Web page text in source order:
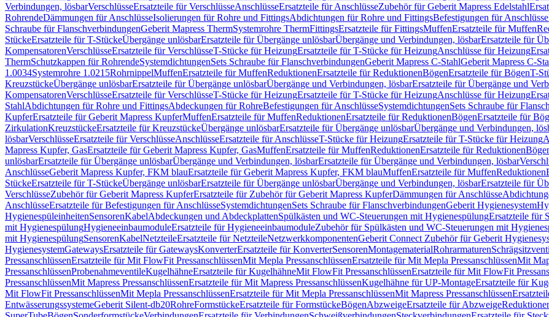
Verbindungen, lösbarVerschlüsseErsatzteile für VerschlüsseAnschlüsseErsatzteile für AnschlüsseZubehör für Geberit Mapress Edelstahl
RohrendeDämmungen für AnschlüsseIsolierungen für Rohre und FittingsAbdichtungen für Rohre und FittingsBefestigungen für Anschlüsse
Schraube für FlanschverbindungenGeberit Mapress ThermSystemrohre ThermFittingsErsatzteile für FittingsMuffenErsatzteile für Muffen
StückeErsatzteile für T-StückeÜbergänge unlösbarErsatzteile für Übergänge unlösbarÜbergänge und Verbindungen, lösbarErsatzteile für
KompensatorenVerschlüsseErsatzteile für VerschlüsseT-Stücke für HeizungErsatzteile für T-Stücke für HeizungAnschlüsse für Heizung
ThermSchutzkappen für RohrendeSystemdichtungenSets Schraube für FlanschverbindungenGeberit Mapress C-StahlGeberit Mapress C-
1.0034Systemrohre 1.0215RohrnippelMuffenErsatzteile für MuffenReduktionenErsatzteile für ReduktionenBögenErsatzteile für BögenT-
KreuzstückeÜbergänge unlösbarErsatzteile für Übergänge unlösbarÜbergänge und Verbindungen, lösbarErsatzteile für Übergänge und
KompensatorenVerschlüsseErsatzteile für VerschlüsseT-Stücke für HeizungErsatzteile für T-Stücke für HeizungAnschlüsse für Heizung
StahlAbdichtungen für Rohre und FittingsAbdeckungen für RohreBefestigungen für AnschlüsseSystemdichtungenSets Schraube für
KupferErsatzteile für Geberit Mapress KupferMuffenErsatzteile für MuffenReduktionenErsatzteile für ReduktionenBögenErsatzteile für
ZirkulationKreuzstückeErsatzteile für KreuzstückeÜbergänge unlösbarErsatzteile für Übergänge unlösbarÜbergänge und Verbindungen,
lösbarVerschlüsseErsatzteile für VerschlüsseAnschlüsseErsatzteile für AnschlüsseT-Stücke für HeizungErsatzteile für T-Stücke für Heizung
Mapress Kupfer, GasErsatzteile für Geberit Mapress Kupfer, GasMuffenErsatzteile für MuffenReduktionenErsatzteile für Reduktionen
unlösbarErsatzteile für Übergänge unlösbarÜbergänge und Verbindungen, lösbarErsatzteile für Übergänge und Verbindungen, lösbar
AnschlüsseGeberit Mapress Kupfer, FKM blauErsatzteile für Geberit Mapress Kupfer, FKM blauMuffenErsatzteile für MuffenReduktionen
StückeErsatzteile für T-StückeÜbergänge unlösbarErsatzteile für Übergänge unlösbarÜbergänge und Verbindungen, lösbarErsatzteile für
VerschlüsseZubehör für Geberit Mapress KupferErsatzteile für Zubehör für Geberit Mapress KupferDämmungen für Anschlüsse
AnschlüsseErsatzteile für Befestigungen für AnschlüsseSystemdichtungenSets Schraube für FlanschverbindungenGeberit Hygienesystem
HygienespüleinheitenSensorenKabelAbdeckungen und AbdeckplattenSpülkästen und WC-Steuerungen mit HygienespülungErsatzteile für
mit HygienespülungHygieneeinbaumoduleErsatzteile für HygieneeinbaumoduleZubehör für Spülkästen und WC-Steuerungen mit
mit HygienespülungSensorenKabelNetzteileErsatzteile für NetzteileNetzwerkkomponentenGeberit Connect Zubehör für Geberit
HygienesystemGatewaysErsatzteile für GatewaysKonverterErsatzteile für KonverterSensorenMontagematerialRohrarmaturen
PressanschlüssenErsatzteile für Mit FlowFit PressanschlüssenMit Mepla PressanschlüssenErsatzteile für Mit Mepla PressanschlüssenMit
PressanschlüssenProbenahmeventileKugelhähneErsatzteile für KugelhähneMit FlowFit PressanschlüssenErsatzteile für Mit FlowFit
PressanschlüssenMit Mapress PressanschlüssenErsatzteile für Mit Mapress PressanschlüssenKugelhähne für UP-MontageErsatzteile für
Mit FlowFit PressanschlüssenMit Mepla PressanschlüssenErsatzteile für Mit Mepla PressanschlüssenMit Mapress Pressanschlüssen
EntwässerungssystemeGeberit Silent-db20RohreFormstückeErsatzteile für FormstückeBögenAbzweigeErsatzteile für Abzweige